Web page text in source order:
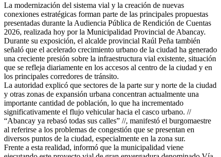
La modernización del sistema vial y la creación de nuevas
conexiones estratégicas forman parte de las principales propuestas
presentadas durante la Audiencia Pública de Rendición de Cuentas
2026, realizada hoy por la Municipalidad Provincial de Abancay.
Durante su exposición, el alcalde provincial Raúl Peña también
señaló que el acelerado crecimiento urbano de la ciudad ha generado
una creciente presión sobre la infraestructura vial existente, situación
que se refleja diariamente en los accesos al centro de la ciudad y en
los principales corredores de tránsito.
La autoridad explicó que sectores de la parte sur y norte de la ciudad
y otras zonas de expansión urbana concentran actualmente una
importante cantidad de población, lo que ha incrementado
significativamente el flujo vehicular hacia el casco urbano. //
“Abancay ya rebasó todas sus calles” //, manifestó el burgomaestre
al referirse a los problemas de congestión que se presentan en
diversos puntos de la ciudad, especialmente en la zona sur.
Frente a esta realidad, informó que la municipalidad viene